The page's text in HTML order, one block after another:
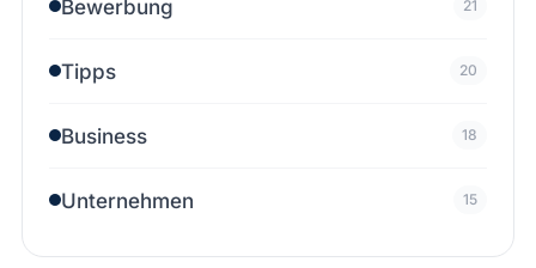
Bewerbung 21
Tipps 20
Business 18
Unternehmen 15